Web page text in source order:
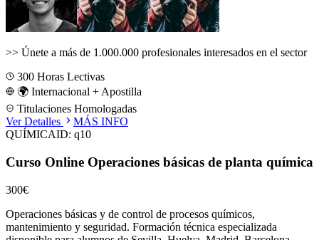
>> Únete a más de 1.000.000 profesionales interesados en el sector
300 Horas Lectivas
🌍 Internacional + Apostilla
Titulaciones Homologadas
Ver Detalles
MÁS INFO
QUÍMICAID: q10
Curso Online Operaciones básicas de planta química
300€
Operaciones básicas y de control de procesos químicos,
mantenimiento y seguridad. Formación técnica especializada